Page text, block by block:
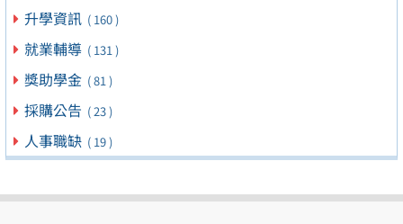
升學資訊 ( 160 )
就業輔導 ( 131 )
獎助學金 ( 81 )
採購公告 ( 23 )
人事職缺 ( 19 )